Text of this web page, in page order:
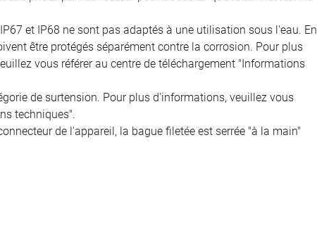
et IP68 ne sont pas adaptés à une utilisation sous l'eau. En
être protégés séparément contre la corrosion. Pour plus
vous référer au centre de téléchargement "Informations
de surtension. Pour plus d'informations, veuillez vous
techniques".
de l'appareil, la bague filetée est serrée "à la main"